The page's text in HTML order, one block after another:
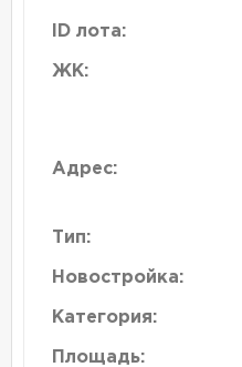
ID лота:
ЖК:
Адрес:
Тип:
Новостройка:
Категория:
Площадь: